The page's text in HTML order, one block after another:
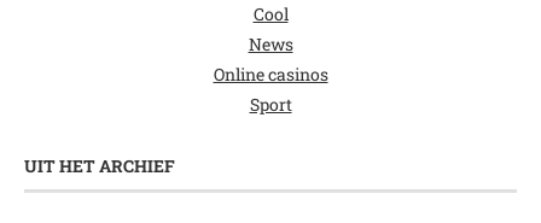
Cool
News
Online casinos
Sport
UIT HET ARCHIEF